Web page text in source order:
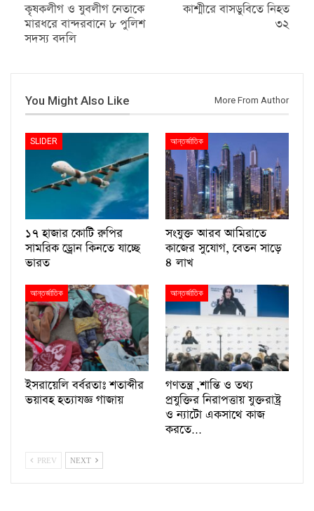
কৃষকলীগ ও যুবলীগ নেতাকে
মারধরে বান্দরবানে ৮ পুলিশ
সদস্য বদলি
কাশ্মীরে বাসডুবিতে নিহত
৩২
You Might Also Like More From Author
SLIDER
১৭ হাজার কোটি রুপির
সামরিক ড্রোন কিনতে যাচ্ছে
ভারত
আন্তর্জাতিক
সংযুক্ত আরব আমিরাতে
কাজের সুযোগ, বেতন সাড়ে
৪ লাখ
আন্তর্জাতিক
ইসরায়েলি বর্বরতাঃ শতাব্দীর
ভয়াবহ হত্যাযজ্ঞ গাজায়
আন্তর্জাতিক
গণতন্ত্র ,শান্তি ও তথ্য
প্রযুক্তির নিরাপত্তায় যুক্তরাষ্ট্র
ও ন্যাটো একসাথে কাজ
করতে…
PREV NEXT